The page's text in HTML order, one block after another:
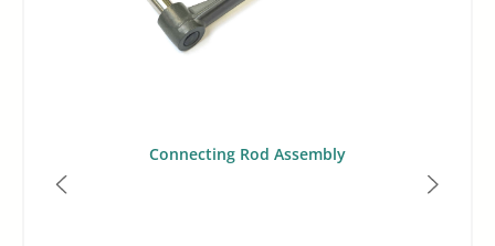
Connecting Rod Assembly